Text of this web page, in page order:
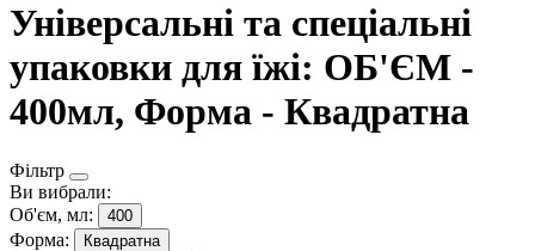
Універсальні та спеціальні
упаковки для їжі: ОБ'ЄМ -
400мл, Форма - Квадратна
Фільтр
Ви вибрали:
Об'єм, мл:
400
Форма:
Квадратна